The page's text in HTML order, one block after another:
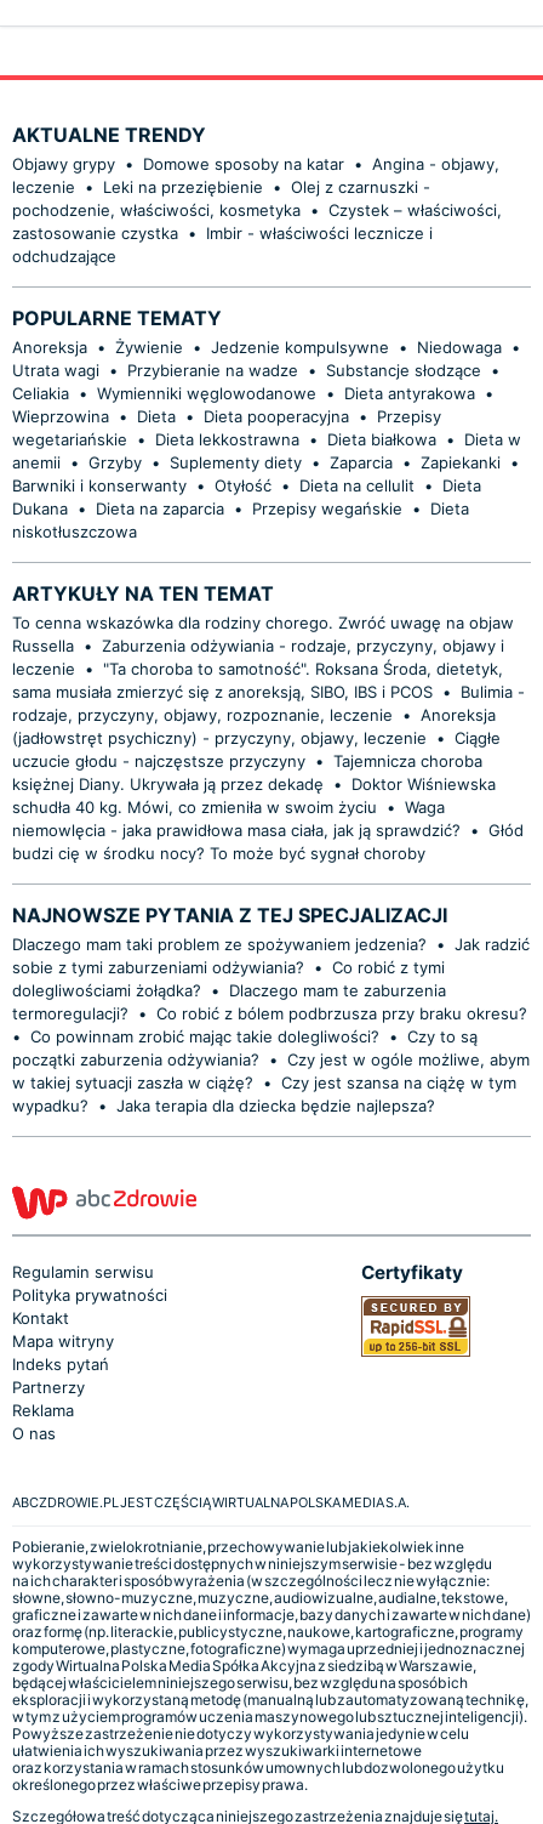
AKTUALNE TRENDY
Objawy grypy • Domowe sposoby na katar • Angina - objawy,
leczenie
• Leki na przeziębienie • Olej z czarnuszki -
pochodzenie, właściwości, kosmetyka • Czystek – właściwości,
zastosowanie czystka •
Imbir - właściwości lecznicze i
odchudzające
POPULARNE TEMATY
Anoreksja • Żywienie • Jedzenie kompulsywne • Niedowaga •
Utrata wagi • Przybieranie na wadze • Substancje słodzące
•
Celiakia • Wymienniki węglowodanowe • Dieta antyrakowa •
Wieprzowina • Dieta • Dieta pooperacyjna •
Przepisy
wegetariańskie
• Dieta lekkostrawna • Dieta białkowa •
Dieta w
anemii • Grzyby • Suplementy diety • Zaparcia • Zapiekanki •
Barwniki i konserwanty • Otyłość • Dieta na cellulit •
Dieta
Dukana • Dieta na zaparcia • Przepisy wegańskie •
Dieta
niskotłuszczowa
ARTYKUŁY NA TEN TEMAT
To cenna wskazówka dla rodziny chorego. Zwróć uwagę na objaw
Russella • Zaburzenia odżywiania - rodzaje, przyczyny, objawy i
leczenie
•
"Ta choroba to samotność". Roksana Środa, dietetyk,
sama musiała zmierzyć się z anoreksją, SIBO, IBS i PCOS •
Bulimia -
rodzaje, przyczyny, objawy, rozpoznanie, leczenie
• Anoreksja
(jadłowstręt psychiczny) - przyczyny, objawy, leczenie
• Ciągłe
uczucie głodu - najczęstsze przyczyny • Tajemnicza choroba
księżnej Diany. Ukrywała ją przez dekadę
•
Doktor Wiśniewska
schudła 40 kg. Mówi, co zmieniła w swoim życiu
• Waga
niemowlęcia - jaka prawidłowa masa ciała, jak ją sprawdzić?
• Głód
budzi cię w środku nocy? To może być sygnał choroby
NAJNOWSZE PYTANIA Z TEJ SPECJALIZACJI
Dlaczego mam taki problem ze spożywaniem jedzenia? • Jak radzić
sobie z tymi zaburzeniami odżywiania?
• Co robić z tymi
dolegliwościami żołądka?
•
Dlaczego mam te zaburzenia
termoregulacji?
• Co robić z bólem podbrzusza przy braku okresu?
• Co powinnam zrobić mając takie dolegliwości? • Czy to są
początki zaburzenia odżywiania?
• Czy jest w ogóle możliwe, abym
w takiej sytuacji zaszła w ciążę?
• Czy jest szansa na ciążę w tym
wypadku?
• Jaka terapia dla dziecka będzie najlepsza?
Regulamin serwisu
Polityka prywatności
Kontakt
Mapa witryny
Indeks pytań
Partnerzy
Reklama
O nas
Certyfikaty
ABCZDROWIE.PL JEST CZĘŚCIĄ WIRTUALNA POLSKA MEDIA S.A.
Pobieranie, zwielokrotnianie, przechowywanie lub jakiekolwiek inne
wykorzystywanie treści dostępnych w niniejszym serwisie - bez względu
na ich charakter i sposób wyrażenia (w szczególności lecz nie wyłącznie:
słowne, słowno-muzyczne, muzyczne, audiowizualne, audialne, tekstowe,
graficzne i zawarte w nich dane i informacje, bazy danych i zawarte w nich dane)
oraz formę (np. literackie, publicystyczne, naukowe, kartograficzne, programy
komputerowe, plastyczne, fotograficzne) wymaga uprzedniej i jednoznacznej
zgody Wirtualna Polska Media Spółka Akcyjna z siedzibą w Warszawie,
będącej właścicielem niniejszego serwisu, bez względu na sposób ich
eksploracji i wykorzystaną metodę (manualną lub zautomatyzowaną technikę,
w tym z użyciem programów uczenia maszynowego lub sztucznej inteligencji).
Powyższe zastrzeżenie nie dotyczy wykorzystywania jedynie w celu
ułatwienia ich wyszukiwania przez wyszukiwarki internetowe
oraz korzystania w ramach stosunków umownych lub dozwolonego użytku
określonego przez właściwe przepisy prawa.
Szczegółowa treść dotycząca niniejszego zastrzeżenia znajduje siętutaj.